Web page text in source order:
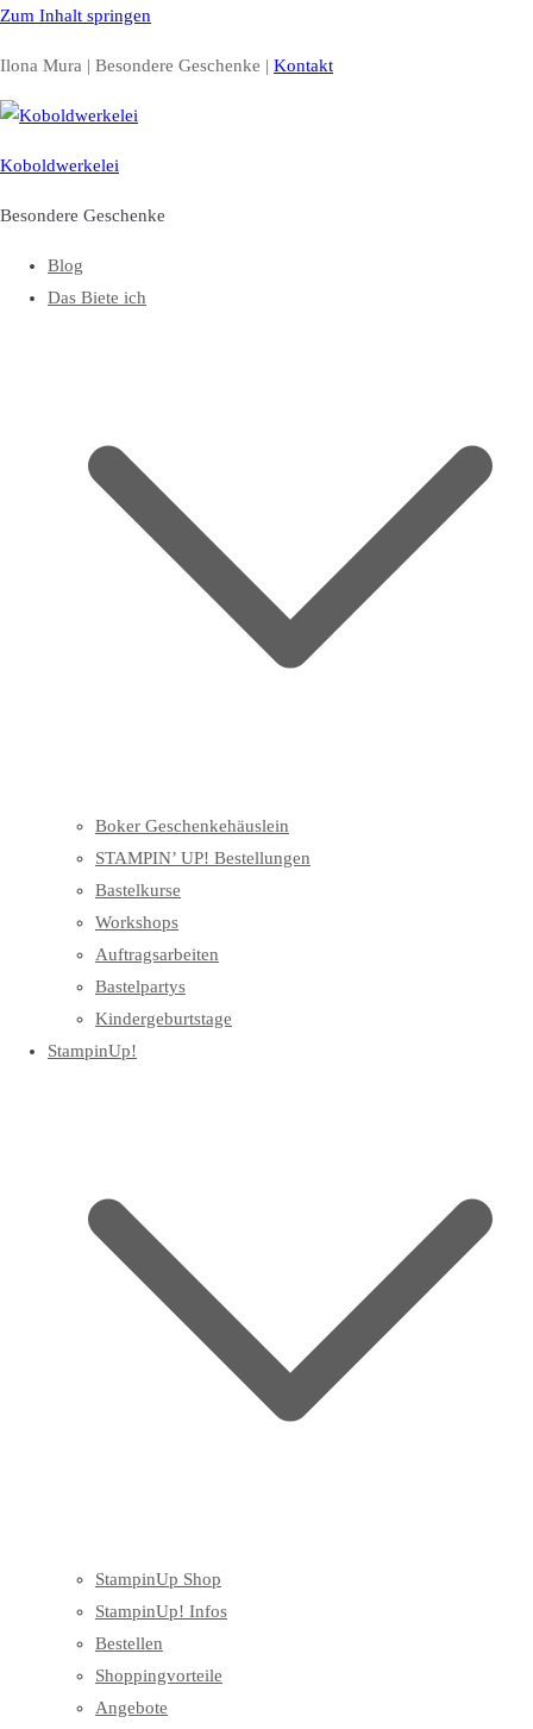
Zum Inhalt springen
Ilona Mura | Besondere Geschenke | Kontakt
Koboldwerkelei
Besondere Geschenke
Blog
Das Biete ich
Boker Geschenkehäuslein
STAMPIN’ UP! Bestellungen
Bastelkurse
Workshops
Auftragsarbeiten
Bastelpartys
Kindergeburtstage
StampinUp!
StampinUp Shop
StampinUp! Infos
Bestellen
Shoppingvorteile
Angebote